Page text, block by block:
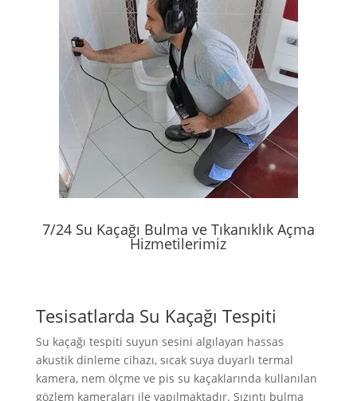
7/24 Su Kaçağı Bulma ve Tıkanıklık Açma
Hizmetilerimiz
Tesisatlarda Su Kaçağı Tespiti
Su kaçağı tespiti suyun sesini algılayan hassas
akustik dinleme cihazı, sıcak suya duyarlı termal
kamera, nem ölçme ve pis su kaçaklarında kullanılan
gözlem kameraları ile yapılmaktadır. Sızıntı bulma